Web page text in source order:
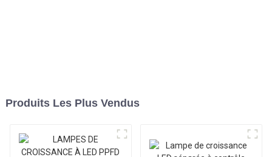
Produits Les Plus Vendus